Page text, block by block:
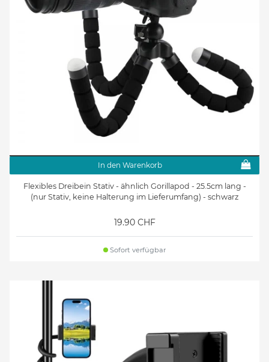
In den Warenkorb
Flexibles Dreibein Stativ - ähnlich Gorillapod - 25.5cm lang -
(nur Stativ, keine Halterung im Lieferumfang) - schwarz
19.90 CHF
Sofort verfügbar